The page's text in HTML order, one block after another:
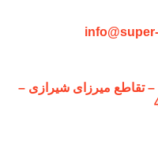
– تقاطع میرزای شیرازی –